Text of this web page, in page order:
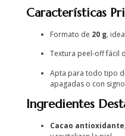
Características
Formato de 20 g,
Textura peel-off fácil
Apta para todo tipo
apagadas o con
Ingredientes
Cacao antioxidante